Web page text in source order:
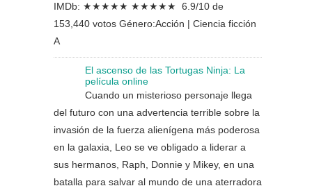
IMDb: ★★★★★ ★★★★★ 6.9/10 de
153,440 votos Género:Acción | Ciencia ficción
A
El ascenso de las Tortugas Ninja: La
película online
Cuando un misterioso personaje llega
del futuro con una advertencia terrible sobre la
invasión de la fuerza alienígena más poderosa
en la galaxia, Leo se ve obligado a liderar a
sus hermanos, Raph, Donnie y Mikey, en una
batalla para salvar al mundo de una aterradora